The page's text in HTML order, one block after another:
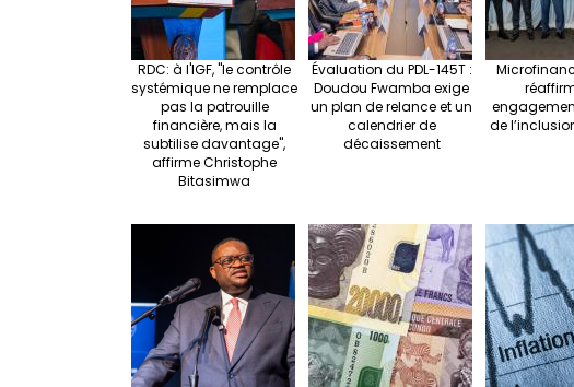
RDC: à l'IGF, "le contrôle
systémique ne remplace
pas la patrouille
financière, mais la
subtilise davantage",
affirme Christophe
Bitasimwa
Évaluation du PDL-145T :
Doudou Fwamba exige
un plan de relance et un
calendrier de
décaissement
de